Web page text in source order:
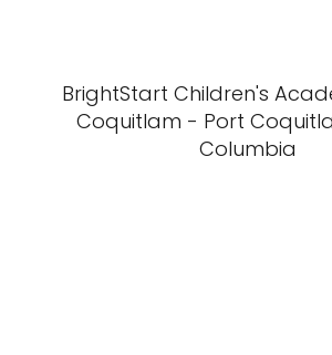
BrightStart Children's
Coquitlam - Port
Columbia